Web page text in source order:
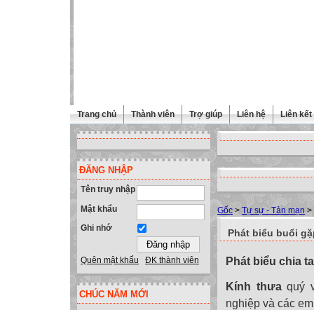
Trang chủ Thành viên Trợ giúp Liên hệ Liên kết
ĐĂNG NHẬP
Tên truy nhập
Mật khẩu
Ghi nhớ
Quên mật khẩu ĐK thành viên
CHÚC NĂM MỚI
Gốc > Tự sự - Tản mạn >
Phát biểu buổi
Phát biểu chia
Kính thưaquý
nghiệp và các